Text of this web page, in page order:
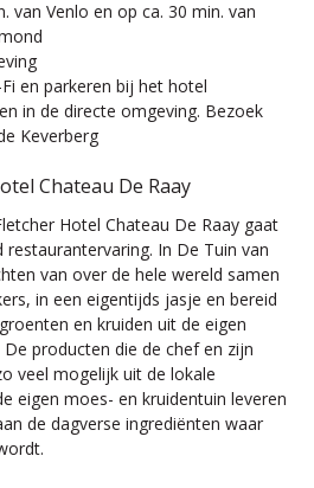
van Venlo en op ca. 30 min. van
en parkeren bij het hotel
in de directe omgeving. Bezoek
Keverberg
Chateau De Raay
Hotel Chateau De Raay gaat
In De Tuin van
van over de hele wereld samen
in een eigentijds jasje en bereid
en kruiden uit de eigen
producten die de chef en zijn
veel mogelijk uit de lokale
eigen moes- en kruidentuin leveren
de dagverse ingrediënten waar